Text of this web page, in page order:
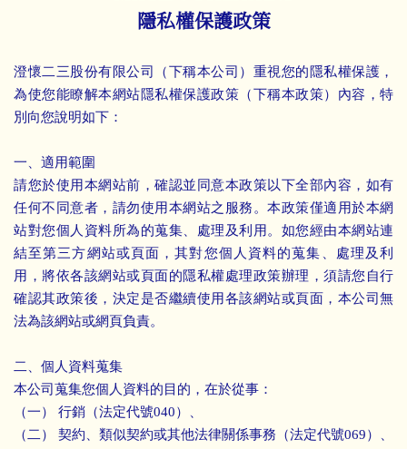
隱私權保護政策
澄懷二三股份有限公司（下稱本公司）重視您的隱私權保護，
為使您能瞭解本網站隱私權保護政策（下稱本政策）內容，特
別向您說明如下：
一、適用範圍
請您於使用本網站前，確認並同意本政策以下全部內容，如有
任何不同意者，請勿使用本網站之服務。本政策僅適用於本網
站對您個人資料所為的蒐集、處理及利用。如您經由本網站連
結至第三方網站或頁面，其對您個人資料的蒐集、處理及利
用，將依各該網站或頁面的隱私權處理政策辦理，須請您自行
確認其政策後，決定是否繼續使用各該網站或頁面，本公司無
法為該網站或網頁負責。
二、個人資料蒐集
本公司蒐集您個人資料的目的，在於從事：
（一） 行銷（法定代號040）、
（二） 契約、類似契約或其他法律關係事務（法定代號069）、